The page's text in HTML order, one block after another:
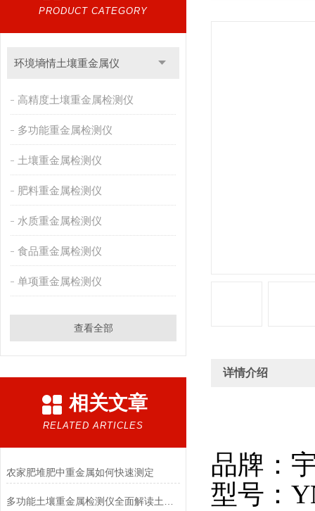
PRODUCT CATEGORY
环境墒情土壤重金属仪
高精度土壤重金属检测仪
多功能重金属检测仪
土壤重金属检测仪
肥料重金属检测仪
水质重金属检测仪
食品重金属检测仪
单项重金属检测仪
查看全部
相关文章
RELATED ARTICLES
农家肥堆肥中重金属如何快速测定
详情介绍
品牌：
型号：Y